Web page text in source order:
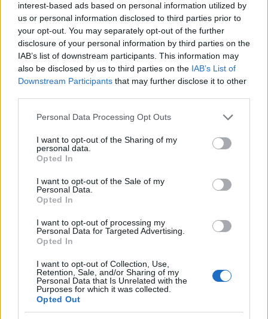
interest-based ads based on personal information utilized by
us or personal information disclosed to third parties prior to
your opt-out. You may separately opt-out of the further
disclosure of your personal information by third parties on the
IAB’s list of downstream participants. This information may
also be disclosed by us to third parties on the IAB’s List of
Downstream Participants that may further disclose it to other
Please note that this website/app uses one or more Google
not limited to your visit or usage behaviour. You may click to
grant or deny consent to Google and its third-party tags to
use your data for below specified purposes in below Google
consent section.
Personal Data Processing Opt Outs
I want to opt-out of the Sharing of my
personal data.
Opted In
I want to opt-out of the Sale of my
Personal Data.
Opted In
I want to opt-out of processing my
Personal Data for Targeted Advertising.
Opted In
I want to opt-out of Collection, Use,
Retention, Sale, and/or Sharing of my
Personal Data that Is Unrelated with the
Purposes for which it was collected.
Opted Out
198 Μητσοτάκης στην υπογραφή συμφωνίας
για την ηλεκτρική διασύνδεση Ελλάδας –
Κύπρου: «Ισχυρή ψήφος εμπιστοσύνης» η
είσοδος της Meridiam στην GSI
85 Αυγερινός, Μουτσάτσου και ακόμη 20
πρώην στελέχη κατά Καρυστιανού: «Δεν
αποχωρήσαμε για καρέκλες», αιχμές για
«συγκεντρωτικό μοντέλο»
τις φωτιές σε Αττική και Βοιωτία: «Από τα
χρόνων»
Κρανίου τόπος το Πόρτο Γερμενό μετά το
Ξεκίνησε η αυτοψία στα καμένα σπίτια
Οδηγός στη Μύκονο άρπαξε τσάντα
Hermès και Rolex αξίας 75.000 ευρώ από
Ουκρανό τουρίστα
Ελλάδα: Περισσότερα
άρθρα